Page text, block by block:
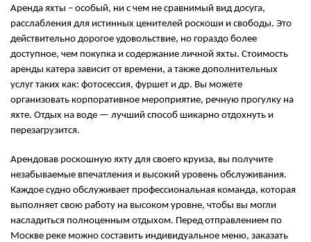
Аренда яхты – особый, ни с чем не сравнимый вид досуга,
расслабления для истинных ценителей роскоши и свободы. Это
действительно дорогое удовольствие, но гораздо более
доступное, чем покупка и содержание личной яхты. Стоимость
аренды катера зависит от времени, а также дополнительных
услуг таких как: фотосессия, фуршет и др. Вы можете
организовать корпоративное мероприятие, речную прогулку на
яхте. Отдых на воде — лучший способ шикарно отдохнуть и
перезагрузится.
Арендовав роскошную яхту для своего круиза, вы получите
незабываемые впечатления и высокий уровень обслуживания.
Каждое судно обслуживает профессиональная команда, которая
выполняет свою работу на высоком уровне, чтобы вы могли
насладиться полноценным отдыхом. Перед отправлением по
Москве реке можно составить индивидуальное меню, заказать